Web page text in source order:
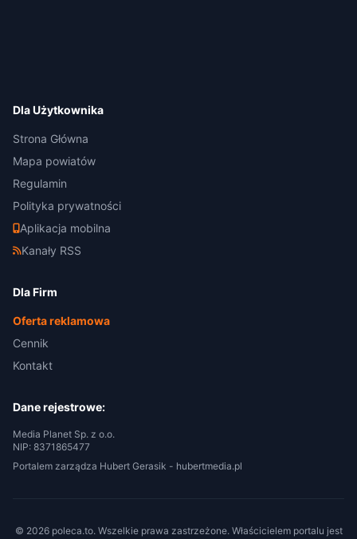
Dla Użytkownika
Strona Główna
Mapa powiatów
Regulamin
Polityka prywatności
Aplikacja mobilna
Kanały RSS
Dla Firm
Oferta reklamowa
Cennik
Kontakt
Dane rejestrowe:
Media Planet Sp. z o.o.
NIP: 8371865477
Portalem zarządza Hubert Gerasik - hubertmedia.pl
© 2026 poleca.to. Wszelkie prawa zastrzeżone. Właścicielem portalu jest